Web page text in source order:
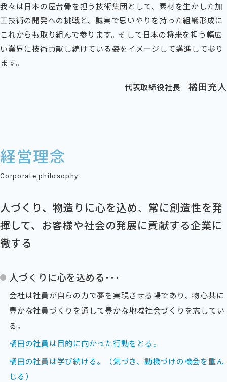
我々は日本の屋台骨を担う技術集団として、素材を生かした加
工技術の開発への挑戦と、誠実で思いやりを持った組織形成に
これからも取り組んで参ります。そして日本の将来を担う幅広
い業界に技術貢献し続けている姿をイメージして邁進して参り
ます。
代表取締役社長 橘田充人
経営理念
Corporate philosophy
人づくり、物造りに心を込め、常に創造性を発
揮して、お客様や社会の発展に貢献する企業に
徹する
人づくりに心を込める･･･
会社は社員が自らの力で夢を実現させる場であり、物心共に
豊かな社員づくりを通して豊かな地域社会づくりを志してい
る。
橘田の社員は目的に向かった行動をとる。
橘田の社員は学び続ける。（気づき、動機づけの機会を重ん
じる）